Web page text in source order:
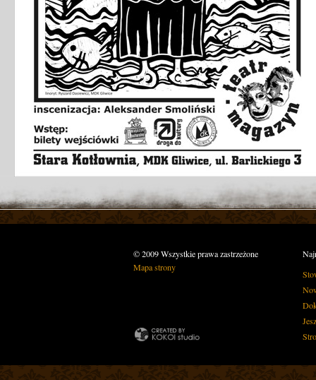
© 2009 Wszystkie prawa zastrzeżone
Mapa strony